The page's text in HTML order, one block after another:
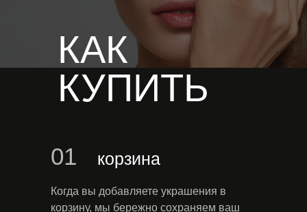
КАК
КУПИТЬ
Когда вы добавляете украшения в
корзину, мы бережно сохраняем ваш
01 корзина
Телефон для заказа
7 993 925 71 66
7 495 258 28 15
БЦ "W Plaza"
info@sargonshop.ru